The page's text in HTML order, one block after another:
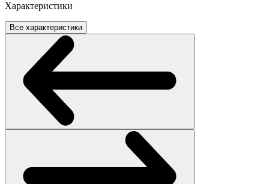
Характеристики
Все характеристики